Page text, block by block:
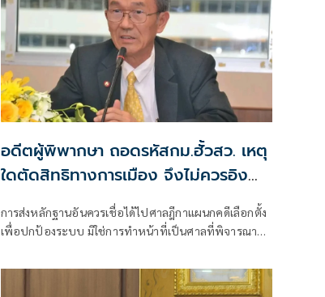
อดีตผู้พิพากษา ถอดรหัสกม.ฮั้วสว. เหตุ
ใดตัดสิทธิทางการเมือง จึงไม่ควรอิง
มาตรฐานเดียวกับคดีอาญา
การส่งหลักฐานอันควรเชื่อได้ไปศาลฎีกาแผนกคดีเลือกตั้ง
เพื่อปกป้องระบบ มิใช่การทำหน้าที่เป็นศาลที่พิจารณาคดี